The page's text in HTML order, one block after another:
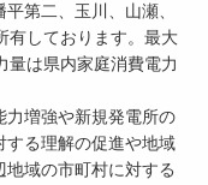
第二、玉川、山瀬、
有しております。最大
量は県内家庭消費電力
増強や新規発電所の
する理解の促進や地域
域の市町村に対する